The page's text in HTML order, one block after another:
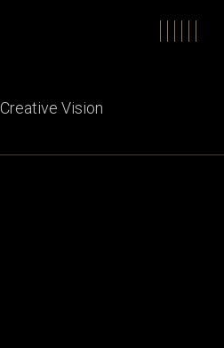
Creative Vision